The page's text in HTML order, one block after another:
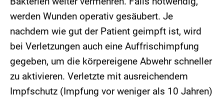
werden Wunden operativ gesäubert. Je
nachdem wie gut der Patient geimpft ist, wird
bei Verletzungen auch eine Auffrischimpfung
gegeben, um die körpereigene Abwehr schneller
zu aktivieren. Verletzte mit ausreichendem
Impfschutz (Impfung vor weniger als 10 Jahren)